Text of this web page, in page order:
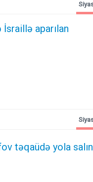
İsraillə aparılan
təqaüdə yola